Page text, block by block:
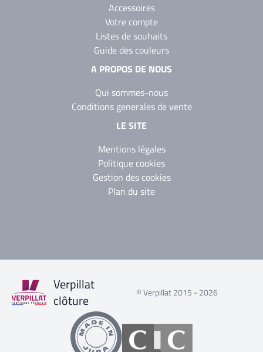
Accessoires
Votre compte
Listes de souhaits
Guide des couleurs
A PROPOS DE NOUS
Qui sommes-nous
Conditions generales de vente
LE SITE
Mentions légales
Politique cookies
Gestion des cookies
Plan du site
Verpillat
clôture
© Verpillat 2015 - 2026